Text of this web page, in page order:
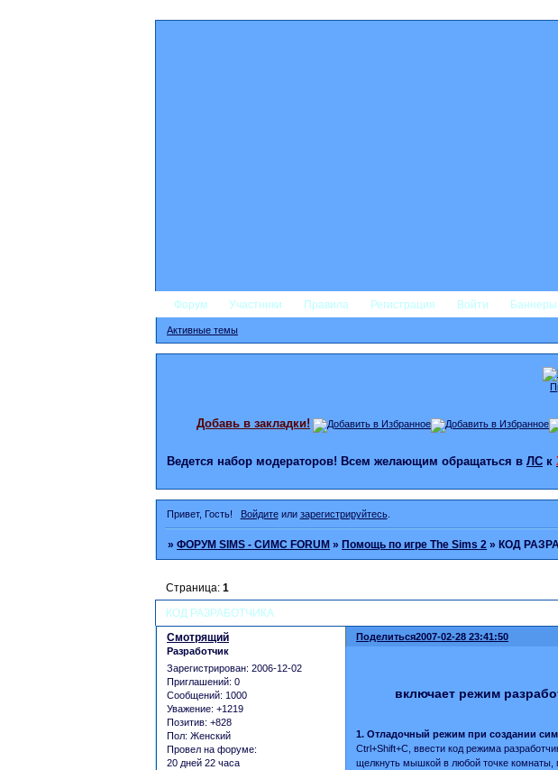
Форум Участники Правила Регистрация Войти Баннеры
Активные темы
Добавь в закладки!
Ведется набор модераторов! Всем желающим обращаться в ЛС к
Привет, Гость! Войдитеили зарегистрируйтесь.
»ФОРУМ SIMS - СИМС FORUM »Помощь по игре The Sims 2 »КОД
КОД РАЗРАБОТЧИКА
Страница:1
Поделиться2007-02-28 23:41:50
Смотрящий
Разработчик
Зарегистрирован: 2006-12-02
Приглашений: 0
Сообщений: 1000
Уважение: +1219
Позитив: +828
Пол: Женский
Провел на форуме:
20 дней 22 часа
включает режим
1. Отладочный режим при создании
Ctrl+Shift+C, ввести код режима
щелкнуть мышкой в любой точке комнаты,